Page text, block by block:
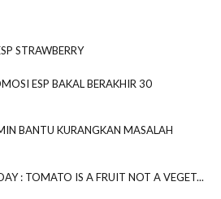
STRAWBERRY
ESP BAKAL BERAKHIR 30
BANTU KURANGKAN MASALAH
: TOMATO IS A FRUIT NOT A VEGET...